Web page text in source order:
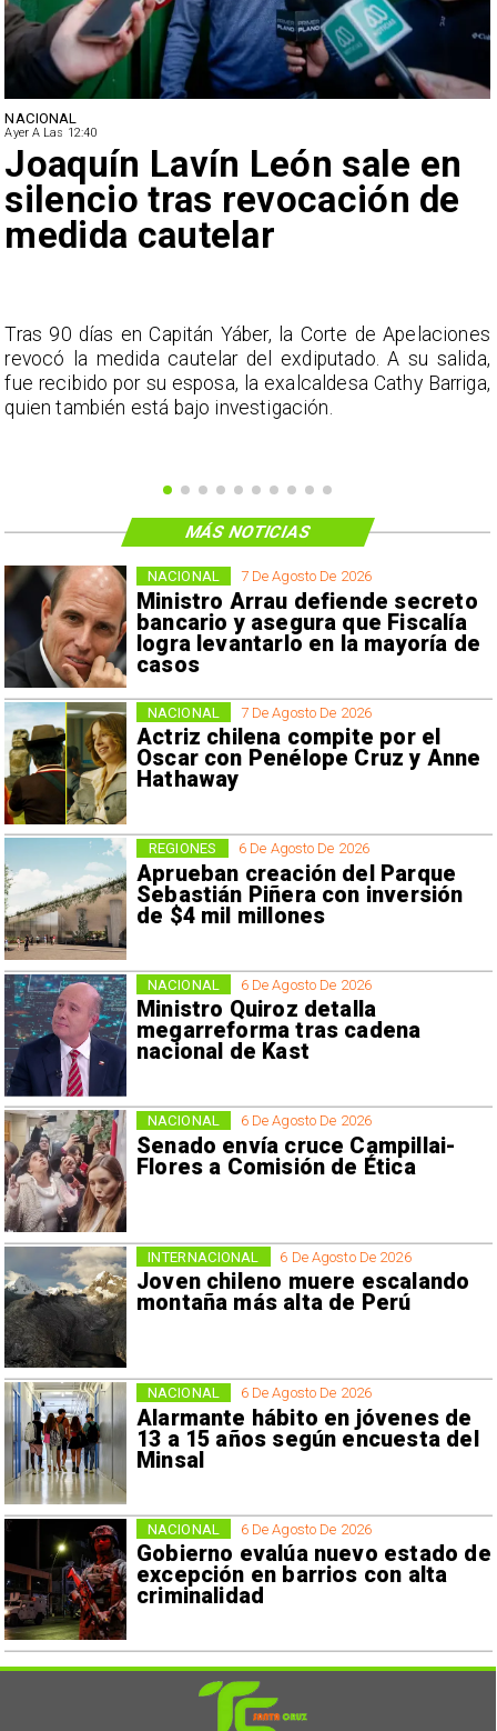
NACIONAL
Ayer A Las 12:40
Joaquín Lavín León sale en
silencio tras revocación de
medida cautelar
Tras 90 días en Capitán Yáber, la Corte de Apelaciones
revocó la medida cautelar del exdiputado. A su salida,
fue recibido por su esposa, la exalcaldesa Cathy Barriga,
quien también está bajo investigación.
7 De Agosto De 2026
Ministro Arrau defiende secreto
bancario y asegura que Fiscalía
logra levantarlo en la mayoría de
casos
NACIONAL
7 De Agosto De 2026
Actriz chilena compite por el
Oscar con Penélope Cruz y Anne
Hathaway
NACIONAL
6 De Agosto De 2026
Aprueban creación del Parque
Sebastián Piñera con inversión
de $4 mil millones
REGIONES
6 De Agosto De 2026
Ministro Quiroz detalla
megarreforma tras cadena
nacional de Kast
NACIONAL
6 De Agosto De 2026
Senado envía cruce Campillai-
Flores a Comisión de Ética
NACIONAL
6 De Agosto De 2026
Joven chileno muere escalando
montaña más alta de Perú
INTERNACIONAL
6 De Agosto De 2026
Alarmante hábito en jóvenes de
13 a 15 años según encuesta del
Minsal
NACIONAL
6 De Agosto De 2026
Gobierno evalúa nuevo estado de
excepción en barrios con alta
criminalidad
NACIONAL
MÁS NOTICIAS